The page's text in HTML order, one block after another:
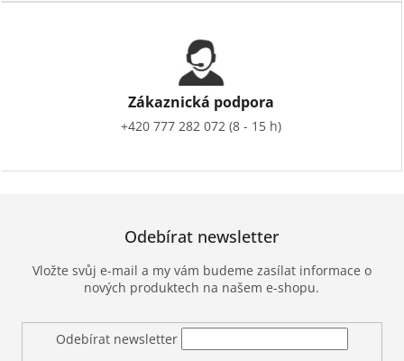
Zákaznická podpora
+420 777 282 072 (8 - 15 h)
Odebírat newsletter
Vložte svůj e-mail a my vám budeme zasílat informace o
nových produktech na našem e-shopu.
Odebírat newsletter